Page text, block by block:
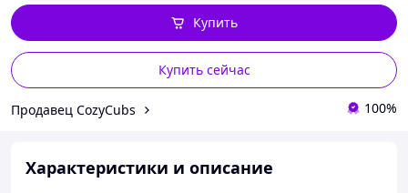
Купить сейчас
Купить
Продавец CozyCubs 100%
Характеристики и описание